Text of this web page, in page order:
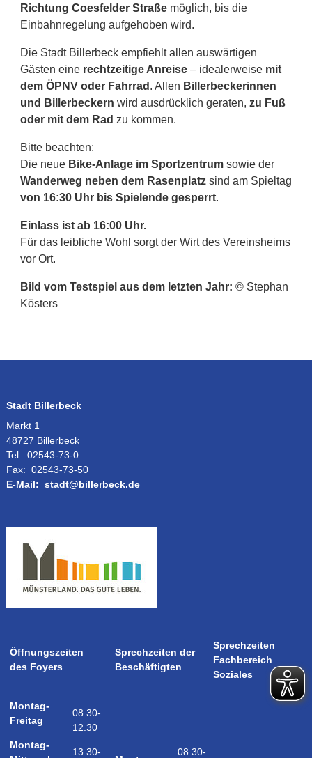
Richtung Coesfelder Straßemöglich, bis die
Einbahnregelung aufgehoben wird.
Die Stadt Billerbeck empfiehlt allen auswärtigen
Gästen eine rechtzeitige Anreise– idealerweise mit
dem ÖPNV oder Fahrrad . Allen Billerbeckerinnen
und Billerbeckern wird ausdrücklich geraten, zu Fuß
oder mit dem Rad zu kommen.
Bitte beachten:
Die neue Bike-Anlage im Sportzentrumsowie der
Wanderweg neben dem Rasenplatzsind am Spieltag
von 16:30 Uhr bis Spielende gesperrt.
Einlass ist ab 16:00 Uhr.
Für das leibliche Wohl sorgt der Wirt des Vereinsheims
vor Ort.
Bild vom Testspiel aus dem letzten Jahr: © Stephan
Kösters
Stadt Billerbeck
Markt 1
48727 Billerbeck
Tel: 02543-73-0
Fax: 02543-73-50
E-Mail: stadt@billerbeck.de
Öffnungszeiten
des Foyers
Sprechzeiten der
Beschäftigten
Sprechzeiten
Fachbereich
Soziales
Montag-
Freitag
Montag-
08.30-
12.30
13.30- 08.30-